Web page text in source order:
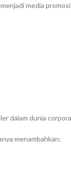
media
dalam dunia
menambahkan: